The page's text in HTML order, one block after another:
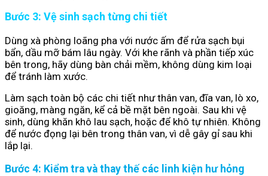
Bước 3: Vệ sinh sạch từng chi tiết
Dùng xà phòng loãng pha với nước ấm để rửa sạch bụi
bẩn, dầu mỡ bám lâu ngày. Với khe rãnh và phần tiếp xúc
bên trong, hãy dùng bàn chải mềm, không dùng kim loại
để tránh làm xước.
Làm sạch toàn bộ các chi tiết như thân van, đĩa van, lò xo,
gioăng, màng ngăn, kể cả bề mặt bên ngoài. Sau khi vệ
sinh, dùng khăn khô lau sạch, hoặc để khô tự nhiên. Không
để nước đọng lại bên trong thân van, vì dễ gây gỉ sau khi
lắp lại.
Bước 4: Kiểm tra và thay thế các linh kiện hư hỏng